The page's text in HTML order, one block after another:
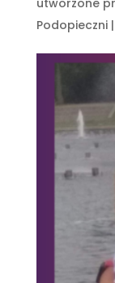
utworzone
Podopieczni|